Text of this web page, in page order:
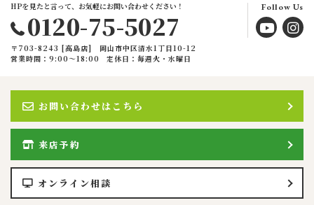
HPを見たと言って、お気軽にお問い合わせください！
0120-75-5027
Follow Us
〒703-8243 [高島店] 岡山市中区清水1丁目10-12
営業時間：9:00〜18:00
定休日：毎週火・水曜日
お問い合わせはこちら
来店予約
オンライン相談